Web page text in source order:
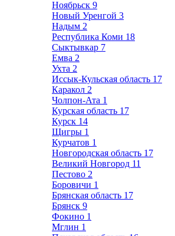
Ноябрьск 9
Новый Уренгой 3
Надым 2
Республика Коми 18
Сыктывкар 7
Емва 2
Ухта 2
Иссык-Кульская область 17
Каракол 2
Чолпон-Ата 1
Курская область 17
Курск 14
Щигры 1
Курчатов 1
Новгородская область 17
Великий Новгород 11
Пестово 2
Боровичи 1
Брянская область 17
Брянск 9
Фокино 1
Мглин 1